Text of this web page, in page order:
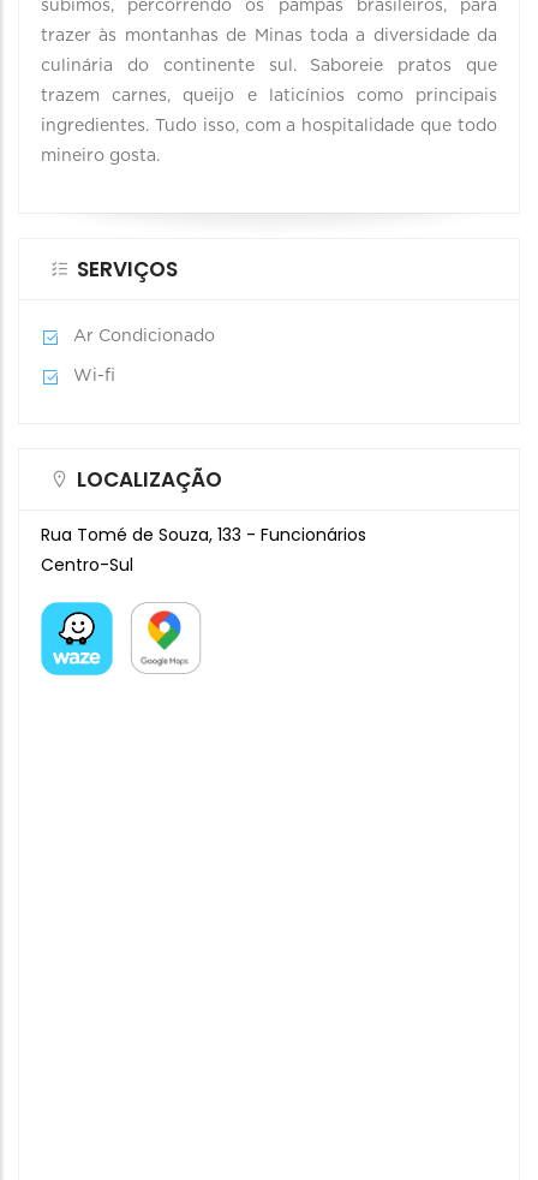
subimos, percorrendo os pampas brasileiros, para
trazer às montanhas de Minas toda a diversidade da
culinária do continente sul. Saboreie pratos que
trazem carnes, queijo e laticínios como principais
ingredientes. Tudo isso, com a hospitalidade que todo
mineiro gosta.
SERVIÇOS
Ar Condicionado
Wi-fi
LOCALIZAÇÃO
Rua Tomé de Souza, 133 - Funcionários
Centro-Sul